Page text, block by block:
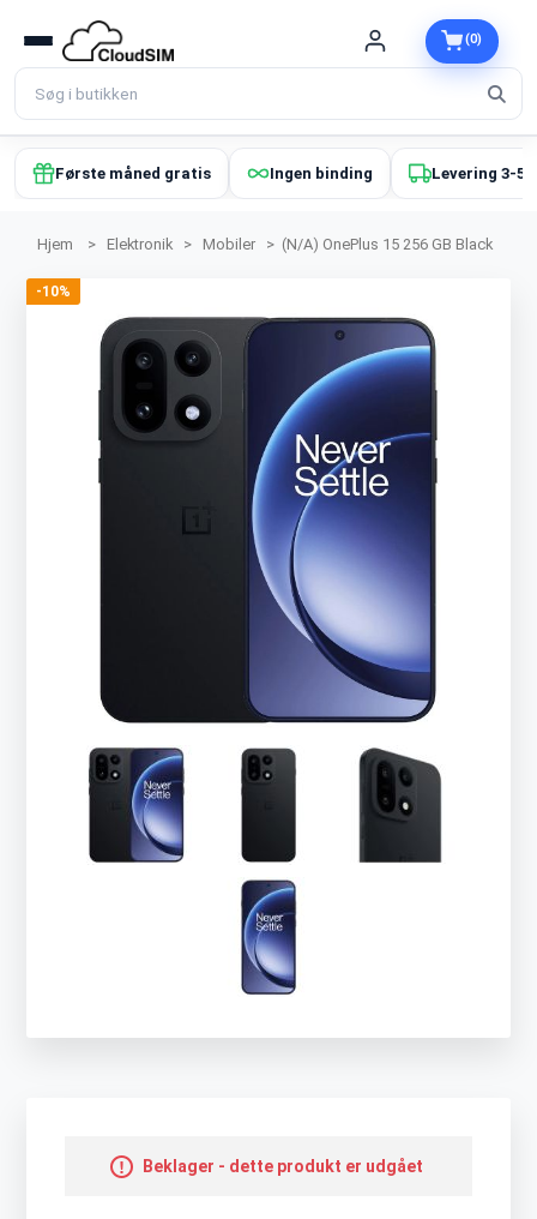
(0)
Første måned gratis Ingen binding Levering 3-5
Hjem > Elektronik > Mobiler > (N/A) OnePlus 15 256 GB Black
-10%
Beklager - dette produkt er udgået